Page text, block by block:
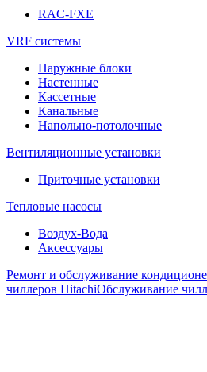
RAC-FXE
VRF системы
Наружные блоки
Настенные
Кассетные
Канальные
Напольно-потолочные
Вентиляционные установки
Приточные установки
Тепловые насосы
Воздух-Вода
Аксессуары
Ремонт и обслуживание
чиллеров HitachiОбслуживание